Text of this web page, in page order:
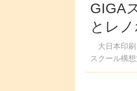
GIGA
とレ
大日本印刷
スクール構